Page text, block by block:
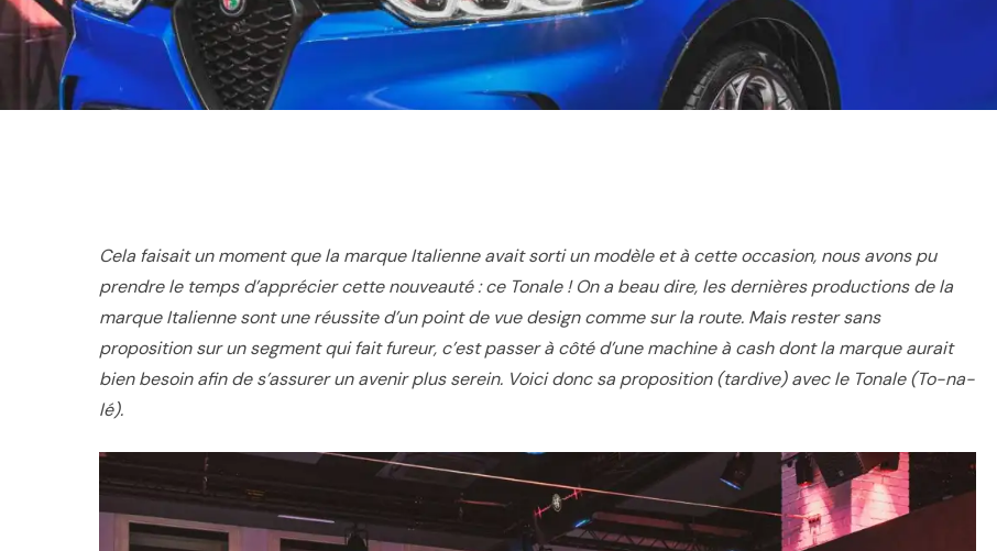
Cela faisait un moment que la marque Italienne avait sorti un modèle et à cette occasion, nous avons pu
prendre le temps d’apprécier cette nouveauté : ce Tonale ! On a beau dire, les dernières productions de la
marque Italienne sont une réussite d’un point de vue design comme sur la route. Mais rester sans
proposition sur un segment qui fait fureur, c’est passer à côté d’une machine à cash dont la marque aurait
bien besoin afin de s’assurer un avenir plus serein. Voici donc sa proposition (tardive) avec le Tonale (To-na-
lé).